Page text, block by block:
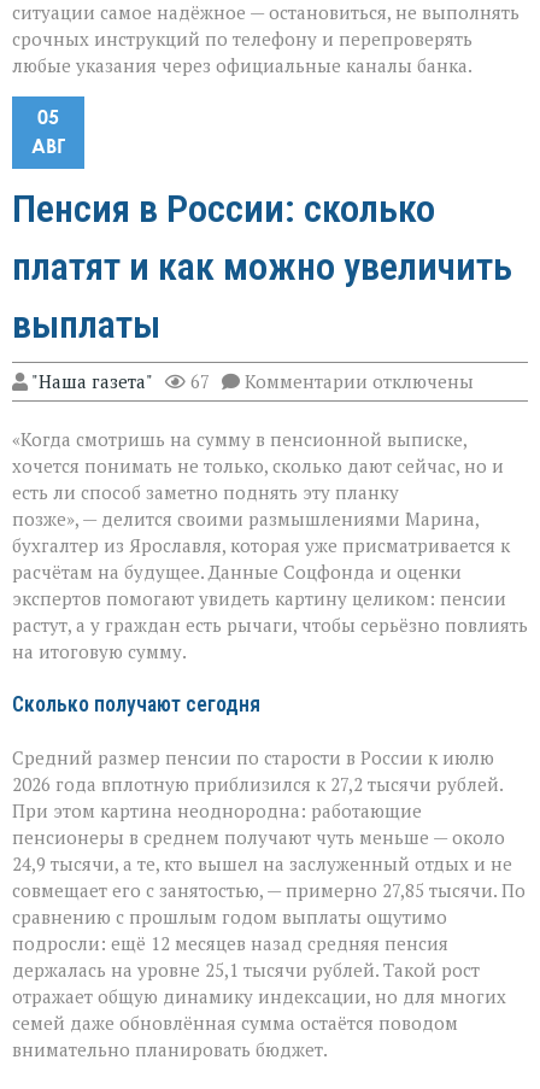
ситуации самое надёжное — остановиться, не выполнять
срочных инструкций по телефону и перепроверять
любые указания через официальные каналы банка.
05
АВГ
Пенсия в России: сколько
платят и как можно увеличить
выплаты
"Наша газета" 67 Комментарии к
записи
в
России:
платят
и
как
можно
увеличить
выплаты
отключены
«Когда смотришь на сумму в пенсионной выписке,
хочется понимать не только, сколько дают сейчас, но и
есть ли способ заметно поднять эту планку
позже», — делится своими размышлениями Марина,
бухгалтер из Ярославля, которая уже присматривается к
расчётам на будущее. Данные Соцфонда и оценки
экспертов помогают увидеть картину целиком: пенсии
растут, а у граждан есть рычаги, чтобы серьёзно повлиять
на итоговую сумму.
Сколько получают сегодня
Средний размер пенсии по старости в России к июлю
2026 года вплотную приблизился к 27,2 тысячи рублей.
При этом картина неоднородна: работающие
пенсионеры в среднем получают чуть меньше — около
24,9 тысячи, а те, кто вышел на заслуженный отдых и не
совмещает его с занятостью, — примерно 27,85 тысячи. По
сравнению с прошлым годом выплаты ощутимо
подросли: ещё 12 месяцев назад средняя пенсия
держалась на уровне 25,1 тысячи рублей. Такой рост
отражает общую динамику индексации, но для многих
семей даже обновлённая сумма остаётся поводом
внимательно планировать бюджет.